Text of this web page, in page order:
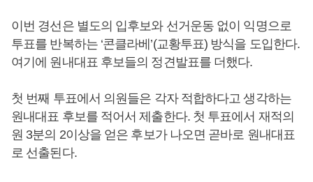
이번 경선은 별도의 입후보와 선거운동 없이 익명으로
투표를 반복하는 ‘콘클라베’(교황투표) 방식을 도입한다.
여기에 원내대표 후보들의 정견발표를 더했다.
첫 번째 투표에서 의원들은 각자 적합하다고 생각하는
원내대표 후보를 적어서 제출한다. 첫 투표에서 재적의
원 3분의 2이상을 얻은 후보가 나오면 곧바로 원내대표
로 선출된다.